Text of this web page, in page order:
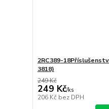
2RC389-
3818)
249 Kč
249 Kč/ks
206 Kč bez DPH